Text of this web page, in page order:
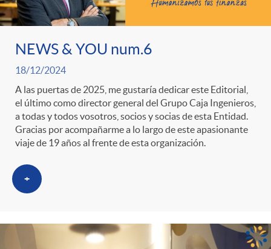
r
a
S
a
l
a
n
p
o
r
c
a
e
n
i
d
o
l
c
a
d
o
NEWS & YOU num.6
18/12/2024
A las puertas de 2025, me gustaría dedicar este Editorial,
el último como director general del Grupo Caja Ingenieros,
a todas y todos vosotros, socios y socias de esta Entidad.
Gracias por acompañarme a lo largo de este apasionante
viaje de 19 años al frente de esta organización.
+